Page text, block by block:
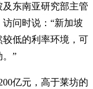
及东南亚研究部主管
问时说：“新加坡
低的利率环境，可
。”
亿元，高于莱坊的